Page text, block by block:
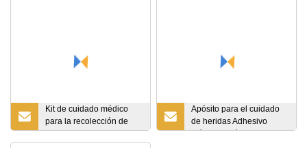
Kit de cuidado médico
para la recolección de
sangre
Apósito para el cuidado
de heridas Adhesivo
médico+Apósito de